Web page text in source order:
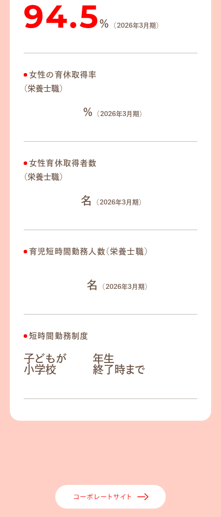
94.5% （2026年3月期）
女性の育休取得率
（栄養士職）
% （2026年3月期）
女性育休取得者数
（栄養士職）
名 （2026年3月期）
育児短時間勤務人数（栄養士職）
名 （2026年3月期）
短時間勤務制度
子どもが
小学校
年生
終了時まで